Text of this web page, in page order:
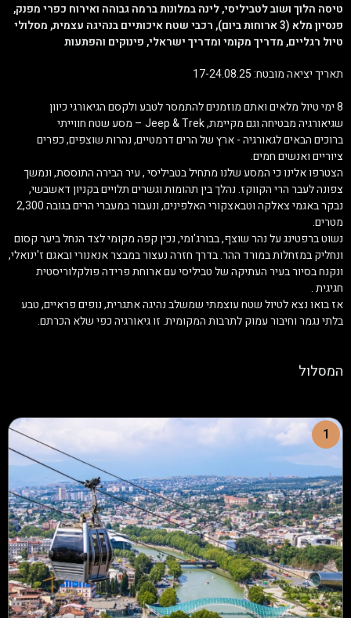
טיסה הלוך ושוב לטביליסי, לינה במלונות ברמה גבוהה ואירוח כפרי מפנק,
פנסיון מלא (3 ארוחות ביום), רכבי שטח איכותיים בנהיגה עצמית, מסלולי
טיול רגליים, מדריך מקומי ומדריך ישראלי, פינוקים והפתעות
תאריך יציאה מובטח: 17-24.08.25
8 ימי טיול מלאים ואתם מוזמנים להתמסר לטבע ולקסם הגיאורגי כיוון
שגיאורגיה מבטיחה וגם מקיימת, Jeep & Trek – מסע שטח חווייתי
ברוכים הבאים לגאורגיה - ארץ של הרים דרמטיים, נהרות שוצפים, כפרים
ציוריים ואנשים חמים.
הצטרפו אלינו כי המסע שלנו מתחיל בטביליסי , עיר הבירה התוססת, ונמשך
צפונה לעבר הרי הקווקז. נהלך בין תהומות וגשרים תלויים בקניון דאשבשי,
נבקר באגמי צאלקה וטבאצקורי האלפינים, ונעבור במעברי הרים בגובה 2,300
מטרים.
נשוט ברפטינג על נהר שוצף, בבורג'ומי, נכין קפה מקומי לצד הנחל ביער קסום
ונחליק במזחלות במורד ההר. בדרך חזרה נעצור במבצר אנאנורי ובאגם ז'ינואלי,
ונקנח בסיור בעיר העתיקה של טביליסי עם ארוחת פרידה פולקלוריסטית
חגיגית .
אז בואו נצא לטיול שטח עוצמתי שמשלב נהיגה אתגרית, נופים פראיים, טבע
בלתי נגמר וחיבור עמוק לתרבות המקומית. זו גיאורגיה כפי שלא הכרתם.
המסלול
1